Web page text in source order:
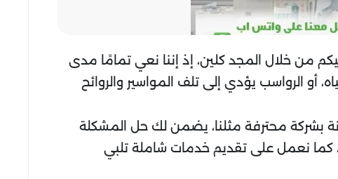
من خلال المجد كلين، إذ إننا نعي تمامًا مدى
أو الرواسب يؤدي إلى تلف المواسير والروائح
بشركة محترفة مثلنا، يضمن لك حل المشكلة
كما نعمل على تقديم خدمات شاملة تلبي